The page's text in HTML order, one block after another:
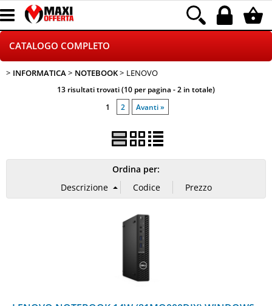
CATALOGO COMPLETO
GAMING
HOME E VIDEOSORVEGLIANZA
INFORMATICA NOTEBOOK LENOVO
13 risultati trovati (10 per pagina - 2 in totale)
1
2 Avanti »
Ordina per: